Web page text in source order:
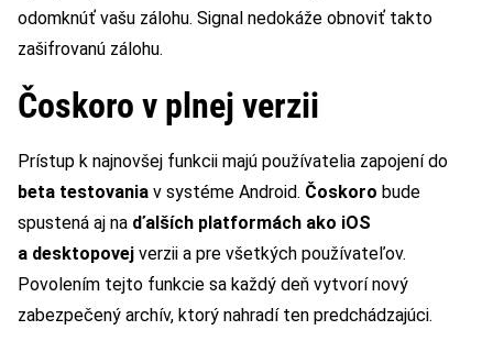
odomknúť vašu zálohu. Signal nedokáže obnoviť takto
zašifrovanú zálohu.
Čoskoro v plnej verzii
Prístup k najnovšej funkcii majú používatelia zapojení do
beta testovania v systéme Android. Čoskoro bude
spustená aj na ďalších platformách ako iOS
a desktopovej verzii a pre všetkých používateľov.
Povolením tejto funkcie sa každý deň vytvorí nový
zabezpečený archív, ktorý nahradí ten predchádzajúci.